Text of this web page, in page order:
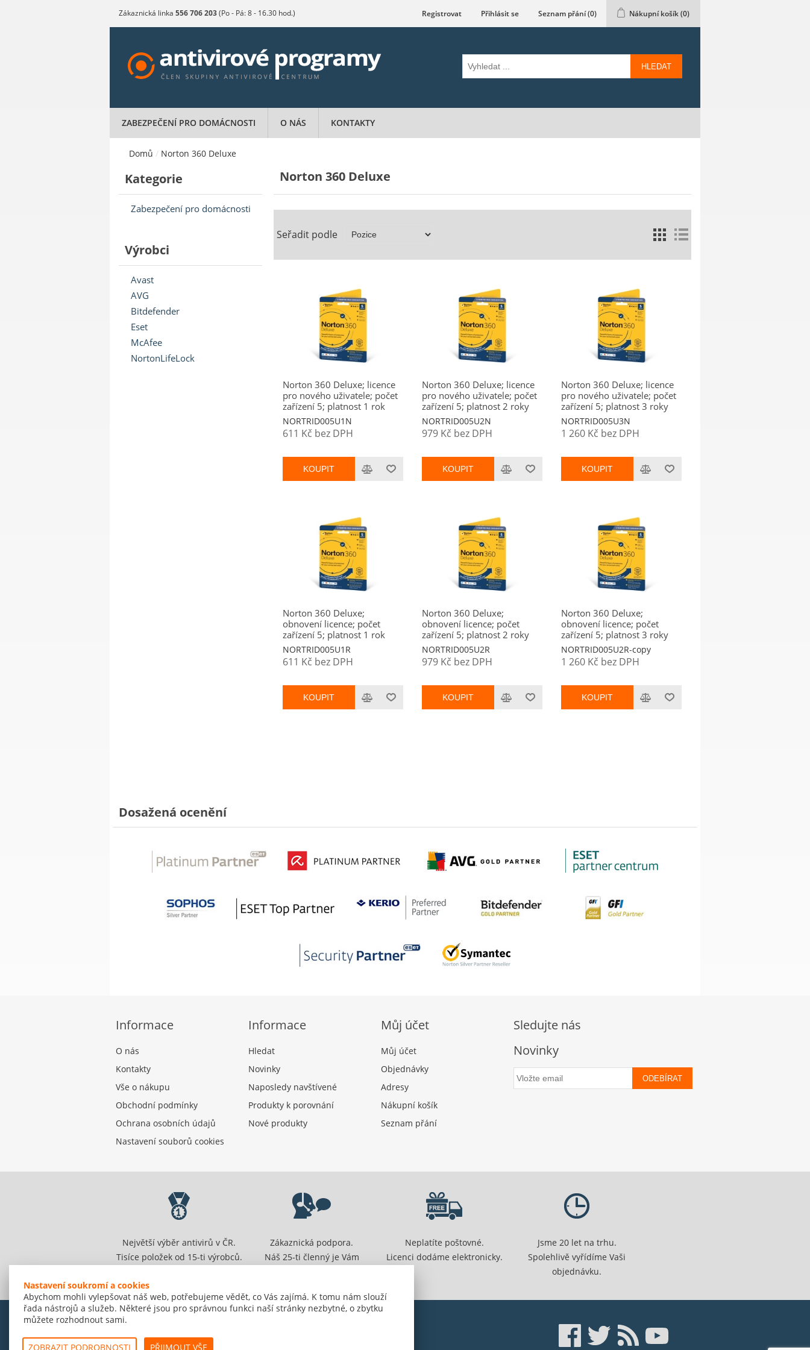
Zákaznická linka 556 706 203(Po - Pá: 8 - 16.30 hod.) Registrovat Přihlásit se Seznam přání(0) Nákupní košík(0)
HLEDAT
Nastavení soukromí a cookies
Abychom mohli vylepšovat náš web, potřebujeme vědět, co Vás zajímá. K tomu nám slouží
řada nástrojů a služeb. Některé jsou pro správnou funkci naší stránky nezbytné, o zbytku
můžete rozhodnout sami.
ZOBRAZIT PODROBNOSTI PŘIJMOUT VŠE
ZABEZPEČENÍ PRO DOMÁCNOSTI O NÁS KONTAKTY
Domů / Norton 360 Deluxe
Kategorie
Zabezpečení pro domácnosti
Výrobci
Avast
AVG
Bitdefender
Eset
McAfee
NortonLifeLock
Norton 360 Deluxe
Seřadit podle
Norton 360 Deluxe; licence
pro nového uživatele; počet
zařízení 5; platnost 1 rok
NORTRID005U1N
611 Kč bez DPH
KOUPIT
Norton 360 Deluxe; licence
pro nového uživatele; počet
zařízení 5; platnost 2 roky
NORTRID005U2N
979 Kč bez DPH
KOUPIT
Norton 360 Deluxe; licence
pro nového uživatele; počet
zařízení 5; platnost 3 roky
NORTRID005U3N
1 260 Kč bez DPH
KOUPIT
Norton 360 Deluxe;
obnovení licence; počet
zařízení 5; platnost 1 rok
NORTRID005U1R
611 Kč bez DPH
KOUPIT
Norton 360 Deluxe;
obnovení licence; počet
zařízení 5; platnost 2 roky
NORTRID005U2R
979 Kč bez DPH
KOUPIT
Norton 360 Deluxe;
obnovení licence; počet
zařízení 5; platnost 3 roky
NORTRID005U2R-copy
1 260 Kč bez DPH
KOUPIT
Dosažená ocenění
Informace
O nás
Kontakty
Vše o nákupu
Obchodní podmínky
Ochrana osobních údajů
Nastavení souborů cookies
Informace
Hledat
Novinky
Naposledy navštívené
Produkty k porovnání
Nové produkty
Můj účet
Můj účet
Objednávky
Adresy
Nákupní košík
Seznam přání
Sledujte nás
Novinky
ODEBÍRAT
Největší výběr antivirů v ČR.
Tisíce položek od 15-ti výrobců.
Zákaznická podpora.
Náš 25-ti členný je Vám
Neplatíte poštovné.
Licenci dodáme elektronicky.
Jsme 20 let na trhu.
Spolehlivě vyřídíme Vaši
objednávku.
Powered bynopCommerce